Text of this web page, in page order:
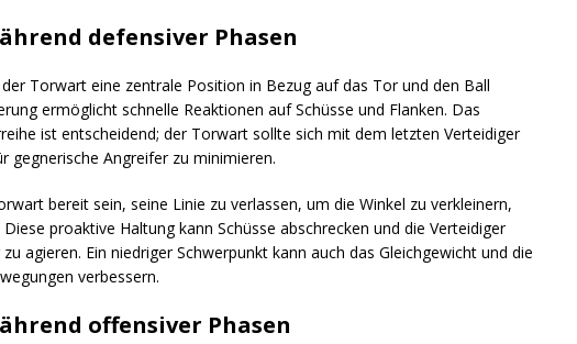
defensiver Phasen
Torwart eine zentrale Position in Bezug auf das Tor und den Ball
ermöglicht schnelle Reaktionen auf Schüsse und Flanken. Das
ist entscheidend; der Torwart sollte sich mit dem letzten Verteidiger
gegnerische Angreifer zu minimieren.
bereit sein, seine Linie zu verlassen, um die Winkel zu verkleinern,
proaktive Haltung kann Schüsse abschrecken und die Verteidiger
agieren. Ein niedriger Schwerpunkt kann auch das Gleichgewicht und die
verbessern.
offensiver Phasen